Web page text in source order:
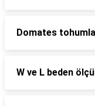
Domates
W ve L beden